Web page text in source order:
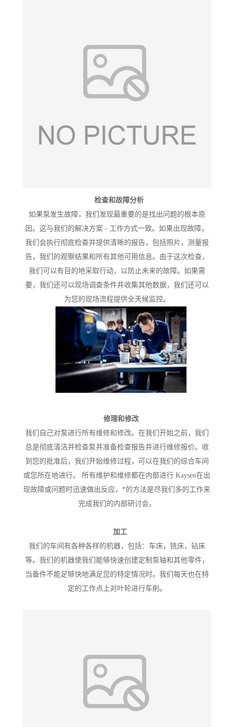
检查和故障分析
如果泵发生故障，我们发现最重要的是找出问题的根本原
因。这与我们的解决方案 - 工作方式一致。如果出现故障，
我们会执行彻底检查并提供清晰的报告，包括照片，测量报
告，我们的观察结果和所有其他可用信息。由于这次检查，
我们可以有目的地采取行动，以防止未来的故障。如果需
要，我们还可以现场调查条件并收集其他数据，我们还可以
为您的现场流程提供全天候监控。
修理和修改
我们自己对泵进行所有维修和修改。在我们开始之前，我们
总是彻底清洁并检查泵并准备检查报告并进行维修报价。收
到您的批准后，我们开始维修过程，可以在我们的综合车间
或您所在地进行。 所有维护和维修都在内部进行 Kaysen在出
现故障或问题时迅速做出反应，*的方法是尽我们多的工作来
完成我们的内部研讨会。
加工
我们的车间有各种各样的机器，包括：车床，铣床，钻床
等。我们的机器使我们能够快速创建定制泵轴和其他零件，
当备件不能足够快地满足您的特定情况时。我们每天也在特
定的工作点上对叶轮进行车削。